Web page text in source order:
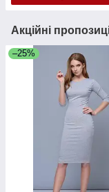
Акційні
–25%